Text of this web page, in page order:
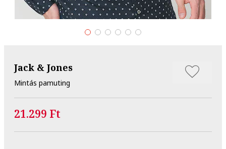
Jack & Jones
Mintás pamuting
21.299 Ft